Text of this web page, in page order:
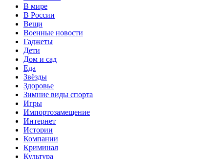
В мире
В России
Вещи
Военные новости
Гаджеты
Дети
Дом и сад
Еда
Звёзды
Здоровье
Зимние виды спорта
Игры
Импортозамещение
Интернет
Истории
Компании
Криминал
Культура